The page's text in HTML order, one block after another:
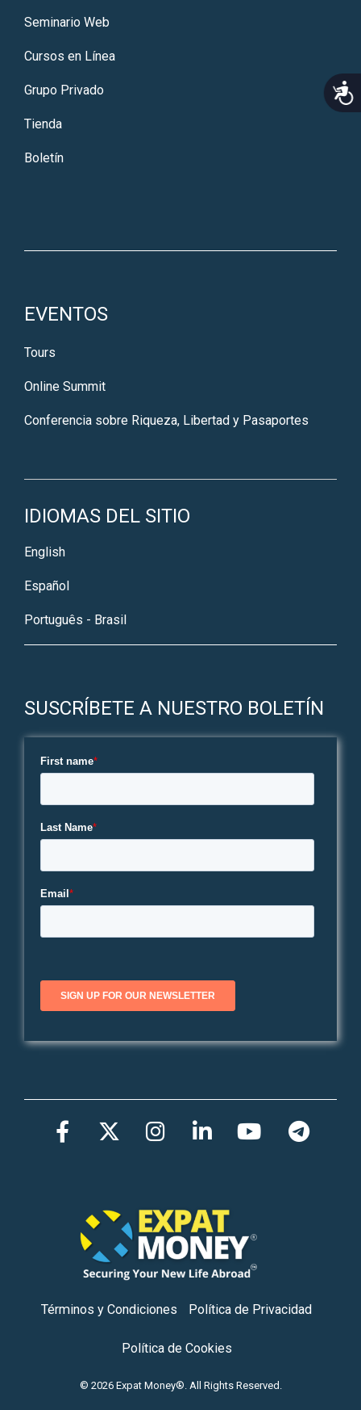
Seminario Web
Cursos en Línea
Grupo Privado
Tienda
Boletín
EVENTOS
Tours
Online Summit
Conferencia sobre Riqueza, Libertad y Pasaportes
IDIOMAS DEL SITIO
English
Español
Português - Brasil
SUSCRÍBETE A NUESTRO BOLETÍN
Términos y Condiciones Política de Privacidad
Política de Cookies
© 2026 Expat Money®. All Rights Reserved.
Facebook
TwitterInstagram
LinkedIn